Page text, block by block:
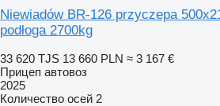
Niewiadów BR-126 przyczepa
podłoga 2700kg
33 620 TJS 13 660 PLN ≈ 3 167 €
Прицеп автовоз
2025
Количество осей 2